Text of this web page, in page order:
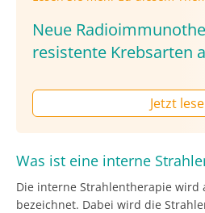
Neue
resistente Krebsarten
Jetzt
Was ist eine interne
Die interne Strahlentherapie wird
bezeichnet. Dabei wird die